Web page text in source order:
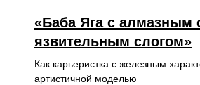
«Баба Яга с алмазным
язвительным слогом»
Как карьеристка с железным
артистичной моделью